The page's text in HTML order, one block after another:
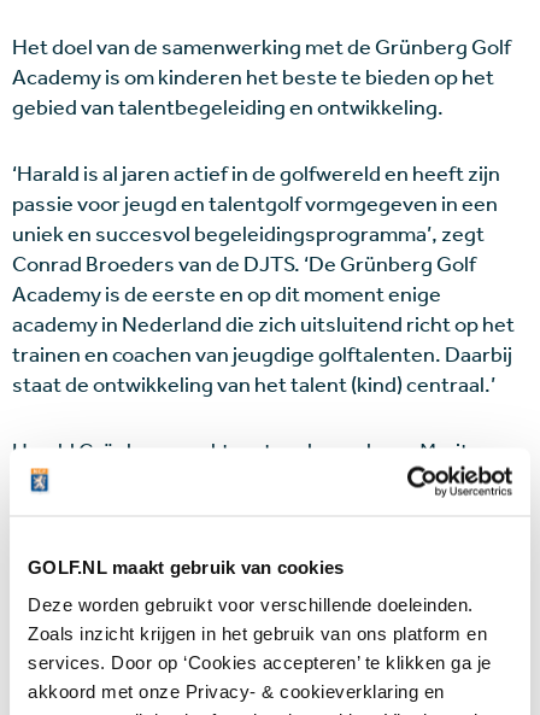
GOLF.NL maakt gebruik van cookies
Deze worden gebruikt voor verschillende doeleinden.
Zoals inzicht krijgen in het gebruik van ons platform en
services. Door op ‘Cookies accepteren’ te klikken ga je
akkoord met onze Privacy- & cookieverklaring en
Het doel van de samenwerking met de Grünberg Golf
Academy is om kinderen het beste te bieden op het
gebied van talentbegeleiding en ontwikkeling.
‘Harald is al jaren actief in de golfwereld en heeft zijn
passie voor jeugd en talentgolf vormgegeven in een
uniek en succesvol begeleidingsprogramma’, zegt
Conrad Broeders van de DJTS. ‘De Grünberg Golf
Academy is de eerste en op dit moment enige
academy in Nederland die zich uitsluitend richt op het
trainen en coachen van jeugdige golftalenten. Daarbij
staat de ontwikkeling van het talent (kind) centraal.’
Harald Grünberg werkt met onder anderen Marit
Harryvan.
enfacebook.com/groups/Teamholland
Laatste nieuws